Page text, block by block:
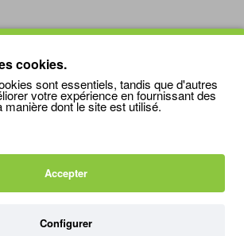
cookies.
sont essentiels, tandis que d'autres
votre expérience en fournissant des
dont le site est utilisé.
Accepter
Configurer